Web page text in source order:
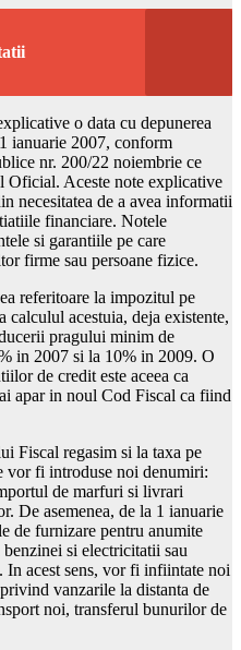
o data cu depunerea
ianuarie 2007, conform
nr. 200/22 noiembrie ce
Oficial. Aceste note explicative
necesitatea de a avea informatii
financiare. Notele
si garantiile pe care
firme sau persoane fizice.
referitoare la impozitul pe
calculul acestuia, deja existente,
pragului minim de
in 2007 si la 10% in 2009. O
de credit este aceea ca
apar in noul Cod Fiscal ca fiind
Fiscal regasim si la taxa pe
vor fi introduse noi denumiri:
de marfuri si livrari
De asemenea, de la 1 ianuarie
de furnizare pentru anumite
si electricitatii sau
acest sens, vor fi infiintate noi
vanzarile la distanta de
noi, transferul bunurilor de